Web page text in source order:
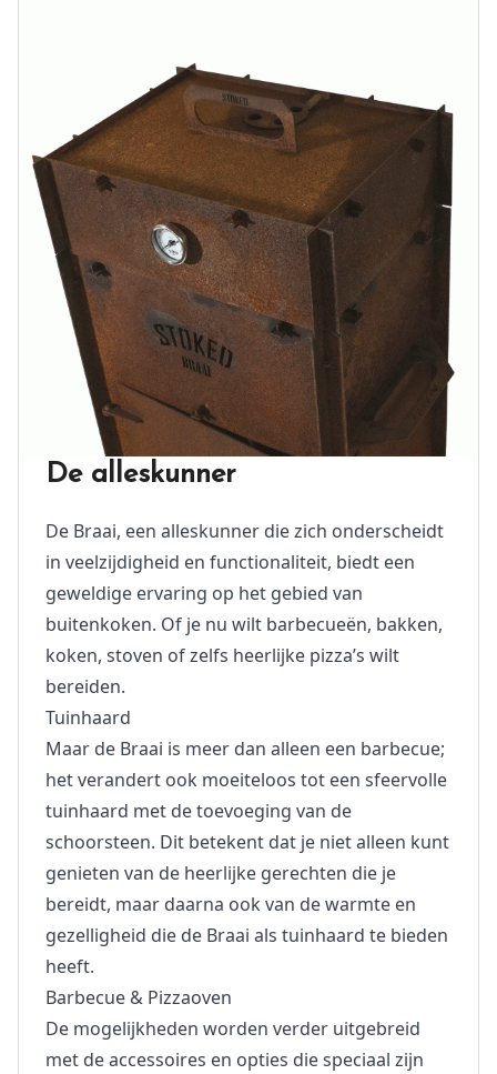
De alleskunner
De Braai, een alleskunner die zich onderscheidt
in veelzijdigheid en functionaliteit, biedt een
geweldige ervaring op het gebied van
buitenkoken. Of je nu wilt barbecueën, bakken,
koken, stoven of zelfs heerlijke pizza’s wilt
bereiden.
Tuinhaard
Maar de Braai is meer dan alleen een barbecue;
het verandert ook moeiteloos tot een sfeervolle
tuinhaard met de toevoeging van de
schoorsteen. Dit betekent dat je niet alleen kunt
genieten van de heerlijke gerechten die je
bereidt, maar daarna ook van de warmte en
gezelligheid die de Braai als tuinhaard te bieden
heeft.
Barbecue & Pizzaoven
De mogelijkheden worden verder uitgebreid
met de accessoires en opties die speciaal zijn